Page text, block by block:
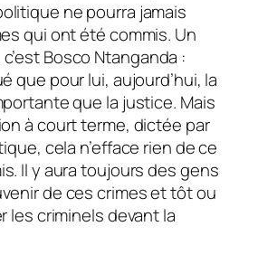
ne pourra jamais
qui ont été commis. Un
Bosco Ntanganda :
que pour lui, aujourd’hui, la
que la justice. Mais
à court terme, dictée par
cela n’efface rien de ce
Il y aura toujours des gens
de ces crimes et tôt ou
les criminels devant la